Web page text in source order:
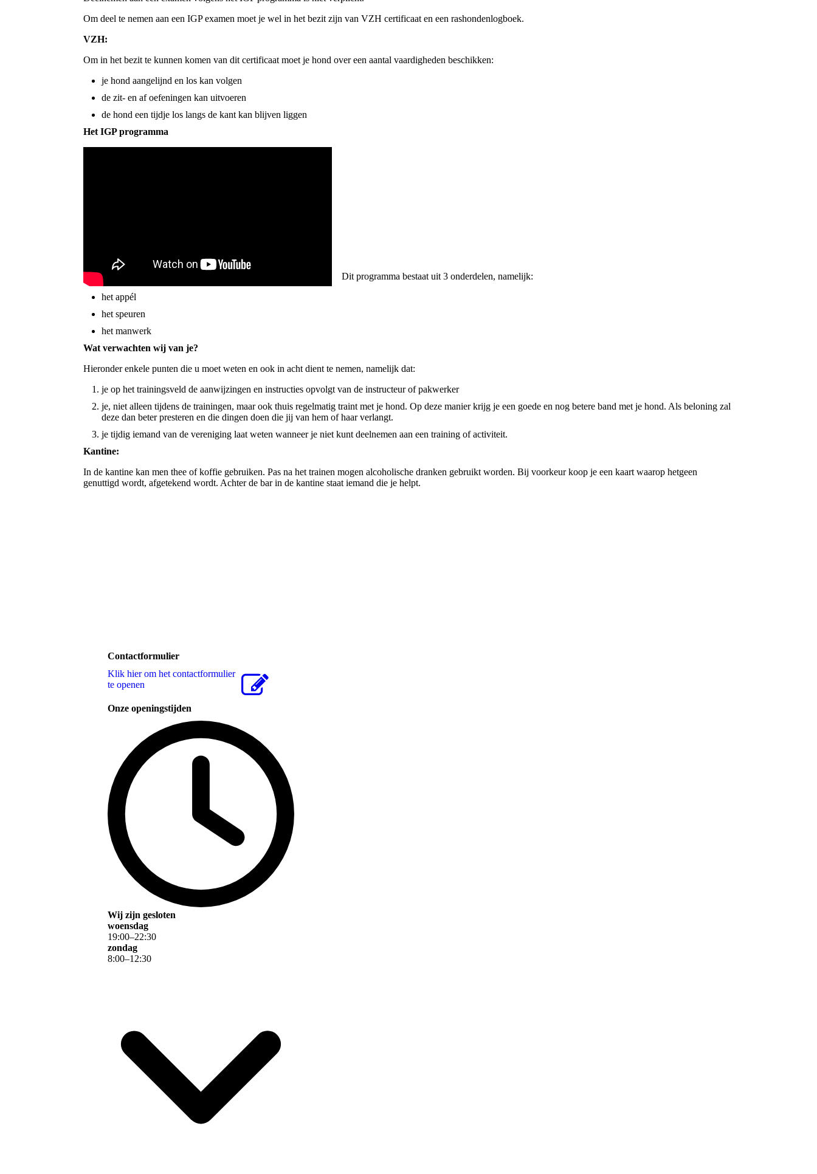
Om deel te nemen aan een IGP examen moet je wel in het bezit zijn van VZH certificaat en een rashondenlogboek.
VZH:
Om in het bezit te kunnen komen van dit certificaat moet je hond over een aantal vaardigheden beschikken:
je hond aangelijnd en los kan volgen
de zit- en af oefeningen kan uitvoeren
de hond een tijdje los langs de kant kan blijven liggen
Het IGP programma
Dit programma bestaat uit 3 onderdelen, namelijk:
het appél
het speuren
het manwerk
Wat verwachten wij van je?
Hieronder enkele punten die u moet weten en ook in acht dient te nemen, namelijk dat:
je op het trainingsveld de aanwijzingen en instructies opvolgt van de instructeur of pakwerker
je, niet alleen tijdens de trainingen, maar ook thuis regelmatig traint met je hond. Op deze manier krijg je een goede en nog betere band met je hond. Als beloning zal
deze dan beter presteren en die dingen doen die jij van hem of haar verlangt.
je tijdig iemand van de vereniging laat weten wanneer je niet kunt deelnemen aan een training of activiteit.
Kantine:
In de kantine kan men thee of koffie gebruiken. Pas na het trainen mogen alcoholische dranken gebruikt worden. Bij voorkeur koop je een kaart waarop hetgeen
genuttigd wordt, afgetekend wordt. Achter de bar in de kantine staat iemand die je helpt.
Contactformulier
Klik hier om het contactformulier
te openen
Onze openingstijden
Wij zijn gesloten
woensdag
19:00–22:30
zondag
8:00–12:30